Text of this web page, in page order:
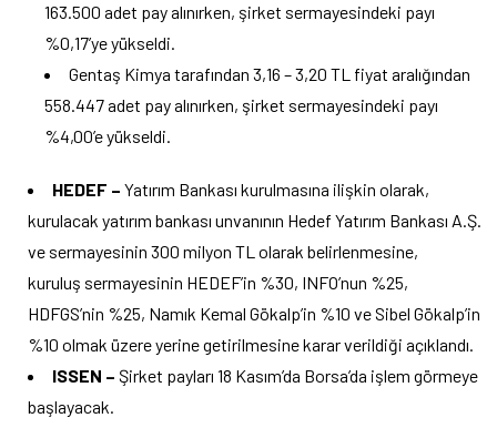
163.500 adet pay alınırken, şirket sermayesindeki payı
%0,17’ye yükseldi.
Gentaş Kimya tarafından 3,16 – 3,20 TL fiyat aralığından
558.447 adet pay alınırken, şirket sermayesindeki payı
%4,00’e yükseldi.
HEDEF – Yatırım Bankası kurulmasına ilişkin olarak,
kurulacak yatırım bankası unvanının Hedef Yatırım Bankası A.Ş.
ve sermayesinin 300 milyon TL olarak belirlenmesine,
kuruluş sermayesinin HEDEF’in %30, INFO’nun %25,
HDFGS’nin %25, Namık Kemal Gökalp’in %10 ve Sibel Gökalp’in
%10 olmak üzere yerine getirilmesine karar verildiği açıklandı.
ISSEN – Şirket payları 18 Kasım’da Borsa’da işlem görmeye
başlayacak.